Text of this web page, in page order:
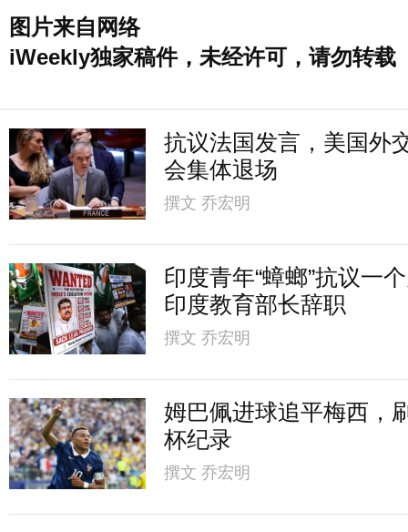
图片来自网络
iWeekly独家稿件，未经许可，请勿转载
抗议法国发言，美国外
会集体退场
撰文 乔宏明
印度青年“蟑螂”抗议一
印度教育部长辞职
撰文 乔宏明
姆巴佩进球追平梅西，
杯纪录
撰文 乔宏明